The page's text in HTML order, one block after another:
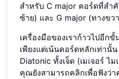
สำหรับ C major คอร์ดที่สำ
ซ้าย) และ G major (ทางขว
เครื่องมือของเราก้าวไปอีก
เพียงแต่เน้นคอร์ดหลักเท่านั้
Diatonic ทั้งเจ็ด (เมเจอร์ ไ
คุณยังสามารถคลิกเพื่อฟังว่า